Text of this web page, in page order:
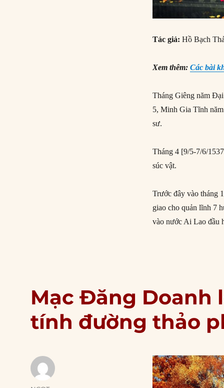
Tác giả: Hồ Bạch
Xem thêm:Các bài
Tháng Giêng năm
5, Minh Gia Tĩnh
sư.
Tháng 4 [9/5-7/6/
súc vật.
Trước đây vào tháng
giao cho quản lĩnh 7
vào nước Ai Lao đầu
Mạc Đăng Doanh
tính đường thảo